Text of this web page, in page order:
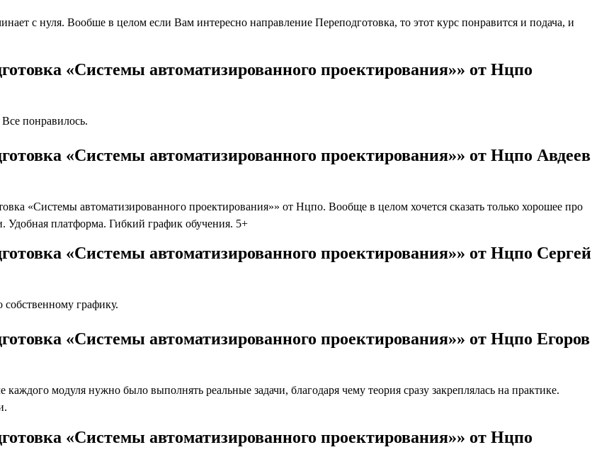
с нуля. Вообше в целом если Вам интересно направление Переподготовка, то этот курс понравится и подача, и
«Системы автоматизированного проектирования»» от Нцпо
понравилось.
«Системы автоматизированного проектирования»» от Нцпо Авдеев
«Системы автоматизированного проектирования»» от Нцпо. Вообще в целом хочется сказать только хорошее про
платформа. Гибкий график обучения. 5+
«Системы автоматизированного проектирования»» от Нцпо Сергей
собственному графику.
«Системы автоматизированного проектирования»» от Нцпо Егоров
каждого модуля нужно было выполнять реальные задачи, благодаря чему теория сразу закреплялась на практике.
«Системы автоматизированного проектирования»» от Нцпо